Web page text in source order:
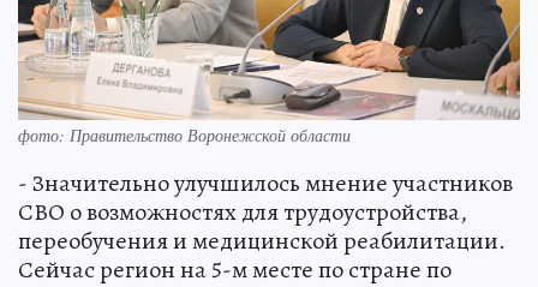
фото: Правительство Воронежской области
- Значительно улучшилось мнение участников
СВО о возможностях для трудоустройства,
переобучения и медицинской реабилитации.
Сейчас регион на 5-м месте по стране по